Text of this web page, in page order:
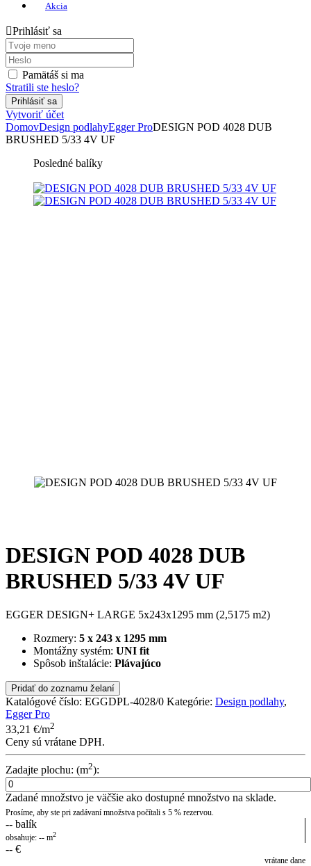
Akcia
Prihlásiť sa
Pamätáš si ma
Stratili ste heslo?
Vytvoriť účet
DomovDesign podlahyEgger ProDESIGN POD 4028 DUB
BRUSHED 5/33 4V UF
Posledné balíky
DESIGN POD 4028 DUB
BRUSHED 5/33 4V UF
EGGER DESIGN+ LARGE 5x243x1295 mm (2,5175 m2)
Rozmery: 5 x 243 x 1295 mm
Montážny systém: UNI fit
Spôsob inštalácie: Plávajúco
Pridať do zoznamu želaní
Katalógové číslo: EGGDPL-4028/0 Kategórie: Design podlahy,
Egger Pro
33,21 €/m2
Ceny sú vrátane DPH.
Zadajte plochu: (m2):
Zadané množstvo je väčšie ako dostupné množstvo na sklade.
Prosíme, aby ste pri zadávaní množstva počítali s 5 % rezervou.
-- balík
obsahuje: -- m2
-- €
vrátane dane